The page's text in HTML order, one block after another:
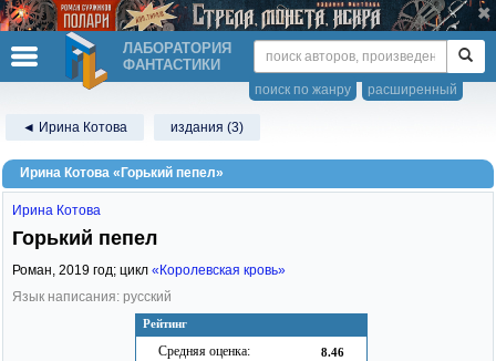
ЛАБОРАТОРИЯ
ФАНТАСТИКИ
расширенный
поиск по жанру
◄ Ирина Котова издания (3)
Ирина Котова «Горький пепел»
Рейтинг
Средняя оценка: 8.46
Ирина Котова
Горький пепел
Роман, 2019 год; цикл «Королевская кровь»
Язык написания: русский